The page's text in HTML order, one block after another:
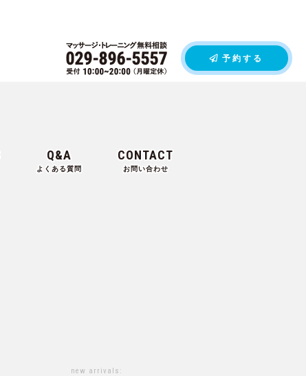
予約する
Q&A
よくある質問
CONTACT
お問い合わせ
new arrivals: